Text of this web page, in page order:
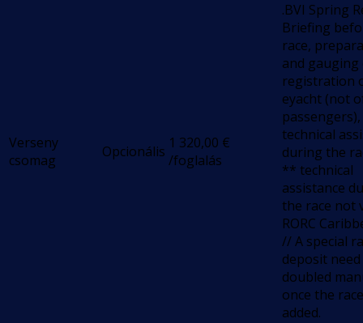
Verseny
csomag
Opcionális 1 320,00 €
/foglalás
.BVI Spring
Briefing
race,
and gauging
registration
eyacht (not
passengers),
technical
during the
** technical
assistance
the race not
RORC
// A special
deposit
doubled
once the
added.